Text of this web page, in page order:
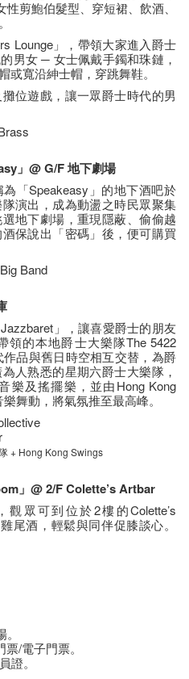
剪鮑伯髮型、穿短裙、飲酒、
Lounge」，帶領大家進入爵士
男女 ─ 女士佩戴手鐲和珠鏈，
寬沿紳士帽，穿跳舞鞋。
位遊戲，讓一眾爵士時代的男
」@ G/F 地下劇場
「Speakeasy」的地下酒吧於
演出，成為動盪之時民眾聚集
地下劇場，重現隱蔽、偷偷越
保說出「密碼」後，便可購買
Band
」，讓喜愛爵士的朋友
領的本地爵士大樂隊The 5422
品與舊日時空相互交替，為爵
人熟悉的星期六爵士大樂隊，
樂及搖擺樂，並由Hong Kong
舞動，將氣氛推至最高峰。
+ Hong Kong Swings
」@ 2/F Colette’s Artbar
眾可到位於2樓的Colette’s
尾酒，輕鬆與同伴促膝談心。
/電子門票。
證。